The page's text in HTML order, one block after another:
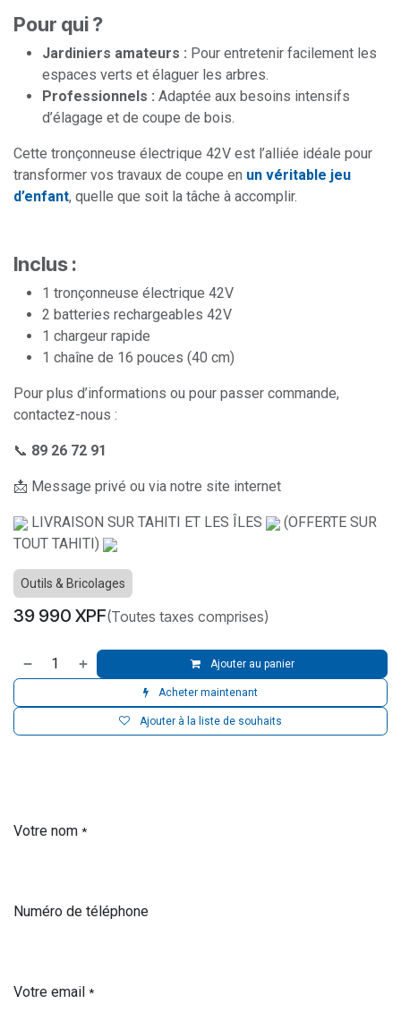
Pour qui ?
Jardiniers amateurs : Pour entretenir facilement les
espaces verts et élaguer les arbres.
Professionnels : Adaptée aux besoins intensifs
d’élagage et de coupe de bois.
Cette tronçonneuse électrique 42V est l’alliée idéale pour
transformer vos travaux de coupe en un véritable jeu
d’enfant, quelle que soit la tâche à accomplir.
Inclus :
1 tronçonneuse électrique 42V
2 batteries rechargeables 42V
1 chargeur rapide
1 chaîne de 16 pouces (40 cm)
Pour plus d’informations ou pour passer commande,
contactez-nous :
📞 89 26 72 91
📩 Message privé ou via notre site internet
LIVRAISON SUR TAHITI ET LES ÎLES
(OFFERTE SUR
TOUT TAHITI)
Outils & Bricolages
39 990 XPF(Toutes taxes comprises)
Ajouter au panier
Acheter maintenant
Ajouter à la liste de souhaits
Votre nom *
Numéro de téléphone
Votre email *